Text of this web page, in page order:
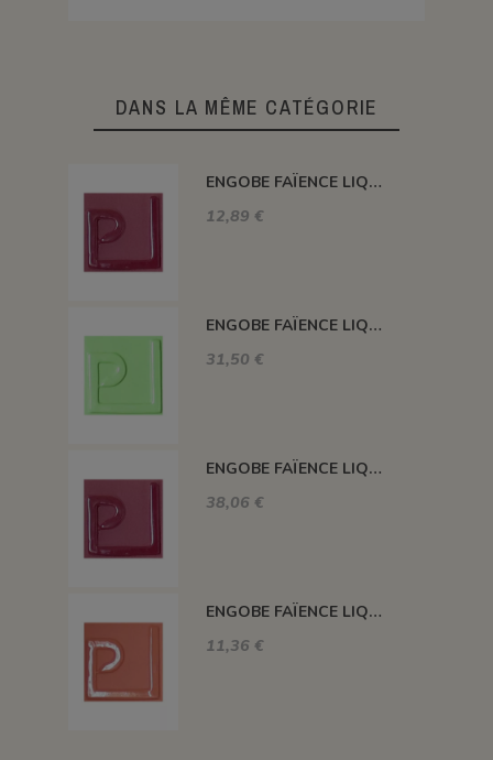
DANS LA MÊME CATÉGORIE
ENGOBE FAÏENCE LIQUIDE SANS PLOMB CARMIN 250GR ENSP10L
12,89 €
ENGOBE FAÏENCE LIQUIDE SANS PLOMB VERT VICTORIA 1KG ENSP06LL
31,50 €
ENGOBE FAÏENCE LIQUIDE SANS PLOMB CARMIN 1KG ENSP10LL
38,06 €
ENGOBE FAÏENCE LIQUIDE SANS PLOMB SAUMON 250GR ENSP20L
11,36 €